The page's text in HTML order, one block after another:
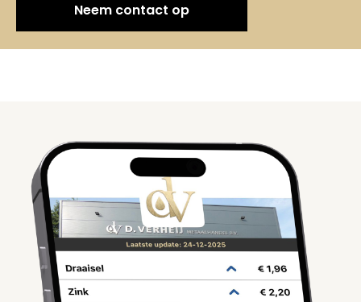
Neem contact op